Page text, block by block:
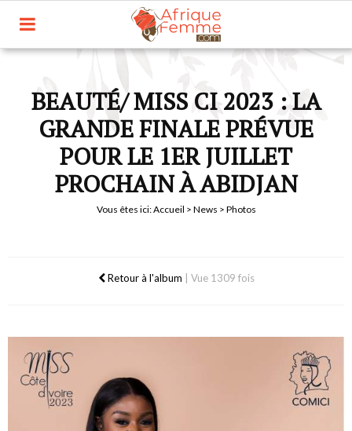
BEAUTÉ/ MISS CI 2023 : LA
GRANDE FINALE PRÉVUE
POUR LE 1ER JUILLET
PROCHAIN À ABIDJAN
Vous êtes ici:Accueil > News > Photos
Retour à l'album Vue 1309 fois